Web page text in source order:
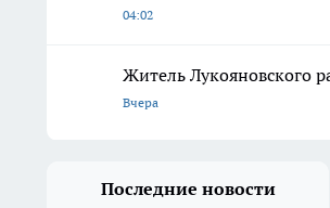
04:02
Житель Лукояновского
Вчера
Последние новости